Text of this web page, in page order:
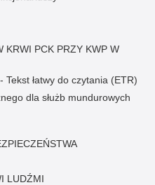
KRWI PCK PRZY KWP W
Tekst łatwy do czytania (ETR)
dla służb mundurowych
LUDŹMI